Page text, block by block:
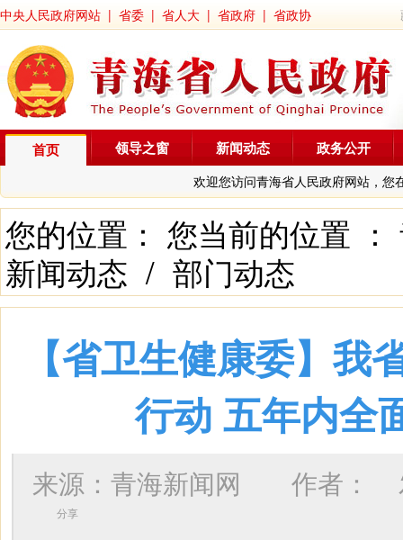
中央人民政府网站 | 省委 | 省人大 | 省政府 | 省政协
首页
欢迎您访问青海省人民政府网站，您
领导之窗 新闻动态 政务公开
您的位置： 您当前的位置 ：
新闻动态 / 部门动态
【省卫生健康委】
行动 五年内全
来源：青海新闻网 作者：
分享